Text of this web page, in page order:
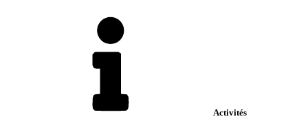
Activités